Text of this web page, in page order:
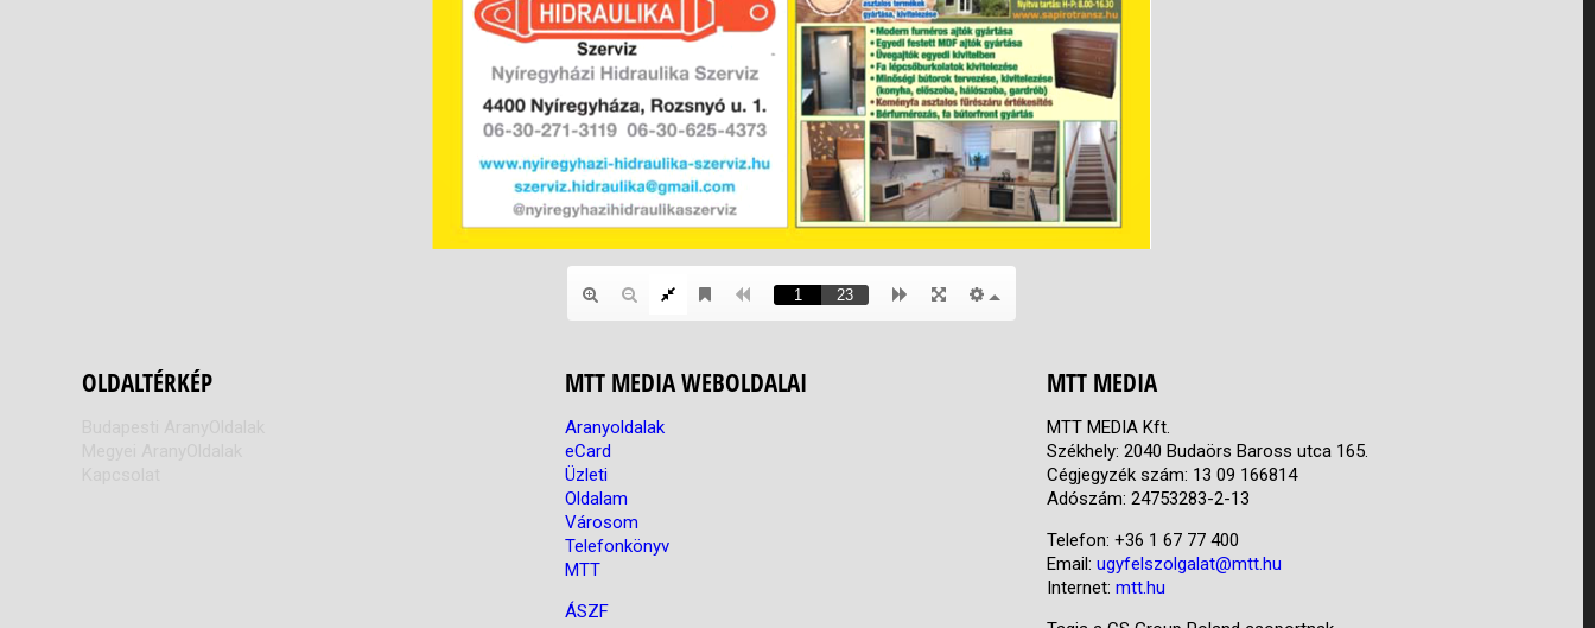
OLDALTÉRKÉP MTT MEDIA WEBOLDALAI
Aranyoldalak
eCard
Üzleti
Oldalam
Városom
Telefonkönyv
MTT
ÁSZF
MTT MEDIA
MTT MEDIA Kft.
Székhely: 2040 Budaörs Baross utca 165.
Cégjegyzék szám: 13 09 166814
Adószám: 24753283-2-13
Telefon: +36 1 67 77 400
Email:ugyfelszolgalat@mtt.hu
Internet:mtt.hu